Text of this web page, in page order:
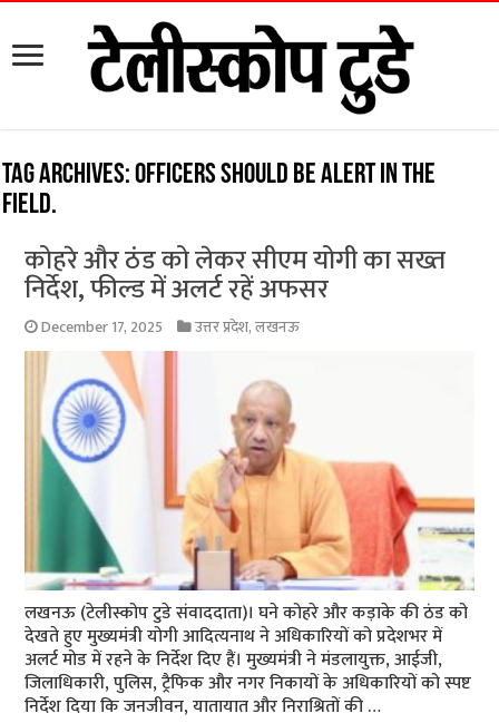
Tag Archives:officers should be alert in the
field.
कोहरे और ठंड को लेकर सीएम योगी का सख्त
निर्देश, फील्ड में अलर्ट रहें अफसर
December 17, 2025 उत्तर प्रदेश,लखनऊ
लखनऊ (टेलीस्कोप टुडे संवाददाता)। घने कोहरे और कड़ाके की ठंड को
देखते हुए मुख्यमंत्री योगी आदित्यनाथ ने अधिकारियों को प्रदेशभर में
अलर्ट मोड में रहने के निर्देश दिए हैं। मुख्यमंत्री ने मंडलायुक्त, आईजी,
जिलाधिकारी, पुलिस, ट्रैफिक और नगर निकायों के अधिकारियों को स्पष्ट
निर्देश दिया कि जनजीवन, यातायात और निराश्रितों की …